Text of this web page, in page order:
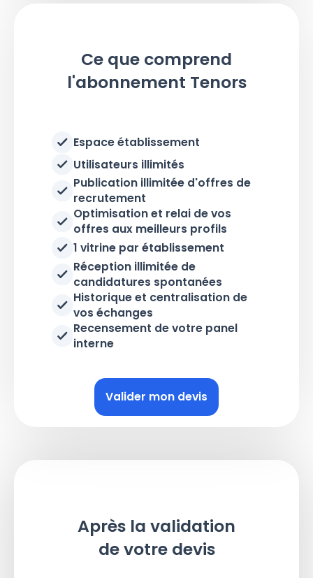
Ce que comprend
l'abonnement Tenors
Espace établissement
Utilisateurs illimités
Publication illimitée d'offres de
recrutement
Optimisation et relai de vos
offres aux meilleurs profils
1 vitrine par établissement
Réception illimitée de
candidatures spontanées
Historique et centralisation de
vos échanges
Recensement de votre panel
interne
Valider mon devis
Après la validation
de votre devis